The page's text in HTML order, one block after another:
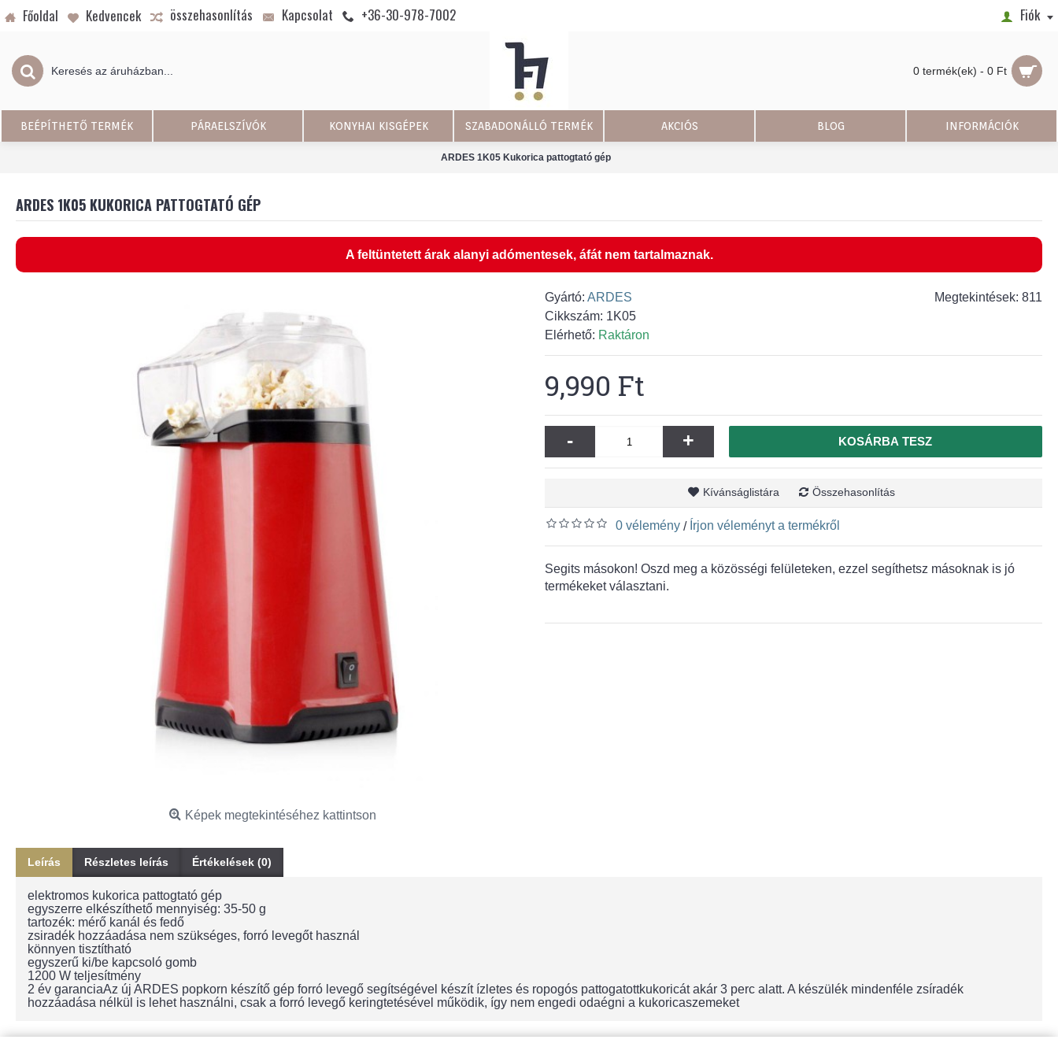
Főoldal Kedvencek összehasonlítás Kapcsolat +36-30-978-7002 Fiók
0 termék(ek) - 0 Ft
BEÉPÍTHETŐ TERMÉK PÁRAELSZÍVÓK KONYHAI KISGÉPEK SZABADONÁLLÓ TERMÉK AKCIÓS BLOG INFORMÁCIÓK
ARDES 1K05 Kukorica pattogtató gép
ARDES 1K05 KUKORICA PATTOGTATÓ GÉP
A feltüntetett árak alanyi adómentesek, áfát nem tartalmaznak.
Képek megtekintéséhez kattintson
Megtekintések: 811
Gyártó: ARDES
Cikkszám: 1K05
Elérhető: Raktáron
9,990 Ft
- + KOSÁRBA TESZ
Kívánságlistára Összehasonlítás
0 vélemény / Írjon véleményt a termékről
Segits másokon! Oszd meg a közösségi felületeken, ezzel segíthetsz másoknak is jó
termékeket választani.
Leírás Részletes leírás Értékelések (0)
elektromos kukorica pattogtató gép
egyszerre elkészíthető mennyiség: 35-50 g
tartozék: mérő kanál és fedő
zsiradék hozzáadása nem szükséges, forró levegőt használ
könnyen tisztítható
egyszerű ki/be kapcsoló gomb
1200 W teljesítmény
2 év garanciaAz új ARDES popkorn készítő gép forró levegő segítségével készít ízletes és ropogós pattogatottkukoricát akár 3 perc alatt. A készülék mindenféle zsíradék
hozzáadása nélkül is lehet használni, csak a forró levegő keringtetésével működik, így nem engedi odaégni a kukoricaszemeket